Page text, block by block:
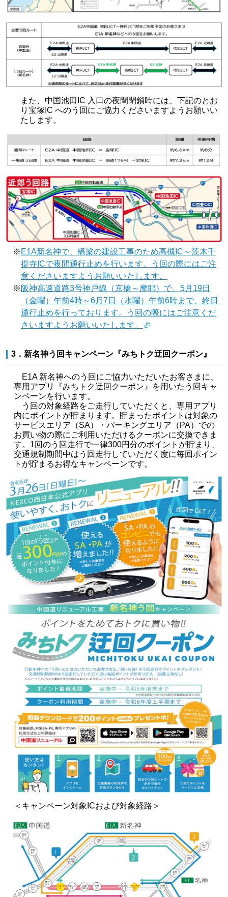
また、中国池田IC 入口の夜間閉鎖時には、下記のとお
り宝塚IC へのう回にご協力くださいますようお願いい
たします。
※ E1A新名神で、橋梁の建設工事のため高槻IC～茨木千
提寺ICで夜間通行止めを行います。う回の際にはご注
意くださいますようお願いいたします。
※ 阪神高速道路3号神戸線（京橋～摩耶）で、5月19日
（金曜）午前4時～6月7日（水曜）午前6時まで、終日
通行止めを行っております。う回の際にはご注意くだ
さいますようお願いいたします。
3．新名神う回キャンペーン『みちトク迂回クーポン』
E1A 新名神へのう回にご協力いただいたお客さまに、
専用アプリ『みちトク迂回クーポン』を用いたう回キャ
ンペーンを行います。
う回の対象経路をご走行していただくと、専用アプリ
内にポイントが貯まります。貯まったポイントは対象の
サービスエリア（SA）・パーキングエリア（PA）での
お買い物の際にご利用いただけるクーポンに交換できま
す。1回のう回走行で一律300円分のポイントが貯まり、
交通規制期間中はう回走行していただく度に毎回ポイン
トが貯まるお得なキャンペーンです。
＜キャンペーン対象ICおよび対象経路＞